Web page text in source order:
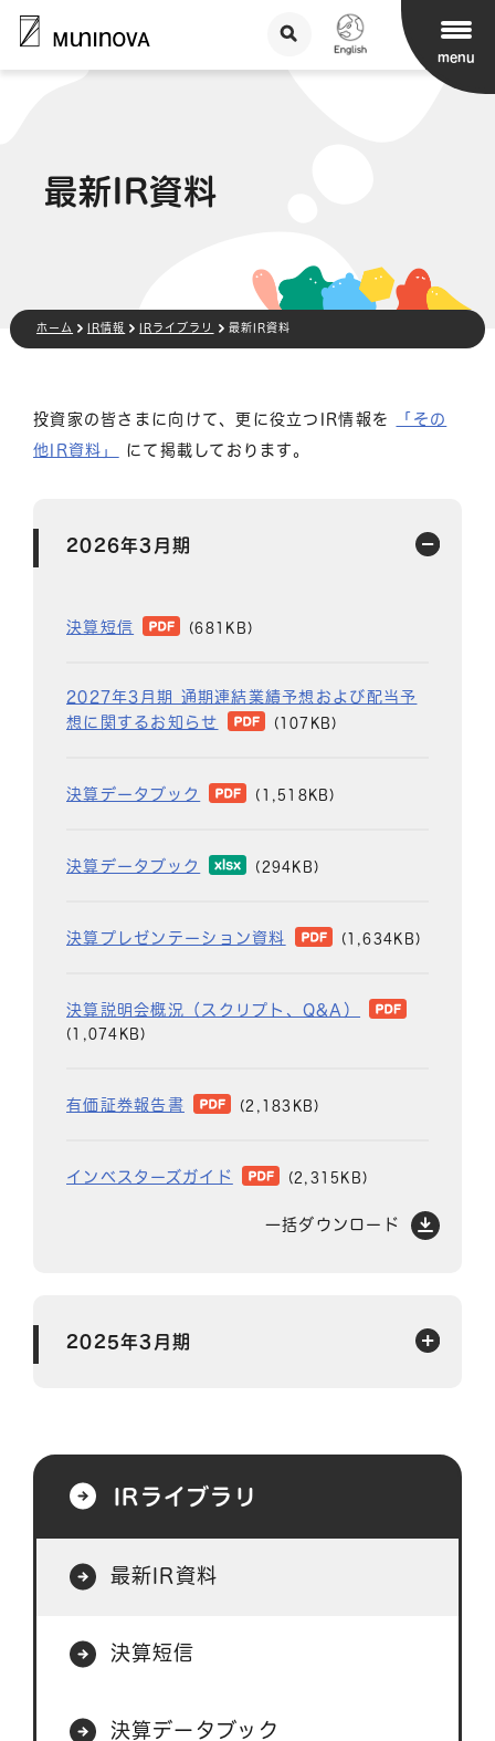
menu
最新IR資料
ホーム IR情報 IRライブラリ 最新IR資料
投資家の皆さまに向けて、更に役立つIR情報を
「その
他IR資料」
にて掲載しております。
2026年3月期
決算短信 (681KB)
2027年3月期 通期連結業績予想および配当予
想に関するお知らせ
(107KB)
決算データブック (1,518KB)
決算データブック (294KB)
決算プレゼンテーション資料 (1,634KB)
決算説明会概況（スクリプト、Q&A）
(1,074KB)
有価証券報告書 (2,183KB)
インベスターズガイド (2,315KB)
一括ダウンロード
2025年3月期
IRライブラリ
最新IR資料
決算短信
決算データブック